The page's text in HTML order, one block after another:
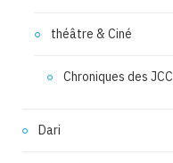
théâtre & Ciné
Chroniques des JCC
Dari